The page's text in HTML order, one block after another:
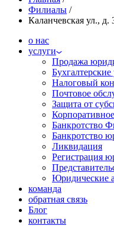
Филиалы /
Каланчевская ул., д.
о нас
услуги
Продажа
Бухгалтерские
Налоговый
Почтовое
Защита от
Банкротство
Банкротство
Ликвидация
Регистрация
Юридические
команда
обратная связь
Блог
контакты